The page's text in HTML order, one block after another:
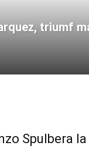
triumf
Spulbera